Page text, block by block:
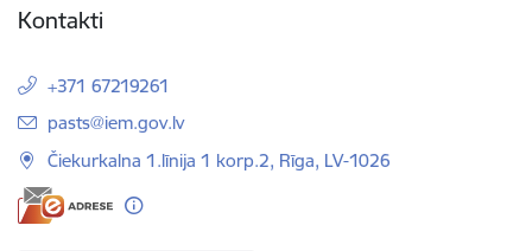
Kontakti
+371 67219261
E-pasts:
pasts@iem.gov.lv
Čiekurkalna 1.līnija 1 korp.2, Rīga, LV-1026